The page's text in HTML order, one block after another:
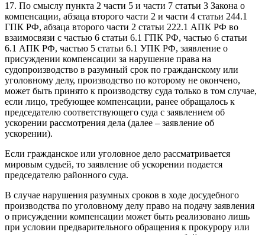
17. По смыслу пункта 2 части 5 и части 7 статьи 3 Закона о
компенсации, абзаца второго части 2 и части 4 статьи 244.1
ГПК РФ, абзаца второго части 2 статьи 222.1 АПК РФ во
взаимосвязи с частью 6 статьи 6.1 ГПК РФ, частью 6 статьи
6.1 АПК РФ, частью 5 статьи 6.1 УПК РФ, заявление о
присуждении компенсации за нарушение права на
судопроизводство в разумный срок по гражданскому или
уголовному делу, производство по которому не окончено,
может быть принято к производству суда только в том случае,
если лицо, требующее компенсации, ранее обращалось к
председателю соответствующего суда с заявлением об
ускорении рассмотрения дела (далее – заявление об
ускорении).
Если гражданское или уголовное дело рассматривается
мировым судьей, то заявление об ускорении подается
председателю районного суда.
В случае нарушения разумных сроков в ходе досудебного
производства по уголовному делу право на подачу заявления
о присуждении компенсации может быть реализовано лишь
при условии предварительного обращения к прокурору или